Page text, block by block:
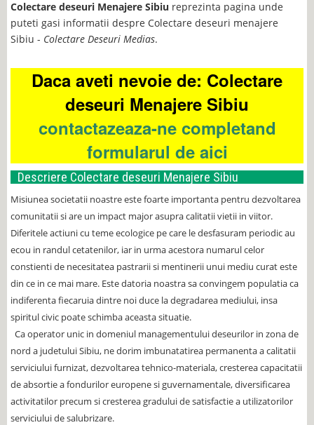
Colectare deseuri Menajere Sibiu reprezinta pagina unde
puteti gasi informatii despre Colectare deseuri menajere
Sibiu - Colectare Deseuri Medias.
Daca aveti nevoie de: Colectare
deseuri Menajere Sibiu
contactazeaza-ne completand
formularul de aici
Descriere Colectare deseuri Menajere Sibiu
Misiunea societatii noastre este foarte importanta pentru dezvoltarea
comunitatii si are un impact major asupra calitatii vietii in viitor.
Diferitele actiuni cu teme ecologice pe care le desfasuram periodic au
ecou in randul cetatenilor, iar in urma acestora numarul celor
constienti de necesitatea pastrarii si mentinerii unui mediu curat este
din ce in ce mai mare. Este datoria noastra sa convingem populatia ca
indiferenta fiecaruia dintre noi duce la degradarea mediului, insa
spiritul civic poate schimba aceasta situatie.
Ca operator unic in domeniul managementului deseurilor in zona de
nord a judetului Sibiu, ne dorim imbunatatirea permanenta a calitatii
serviciului furnizat, dezvoltarea tehnico-materiala, cresterea capacitatii
de absortie a fondurilor europene si guvernamentale, diversificarea
activitatilor precum si cresterea gradului de satisfactie a utilizatorilor
serviciului de salubrizare.